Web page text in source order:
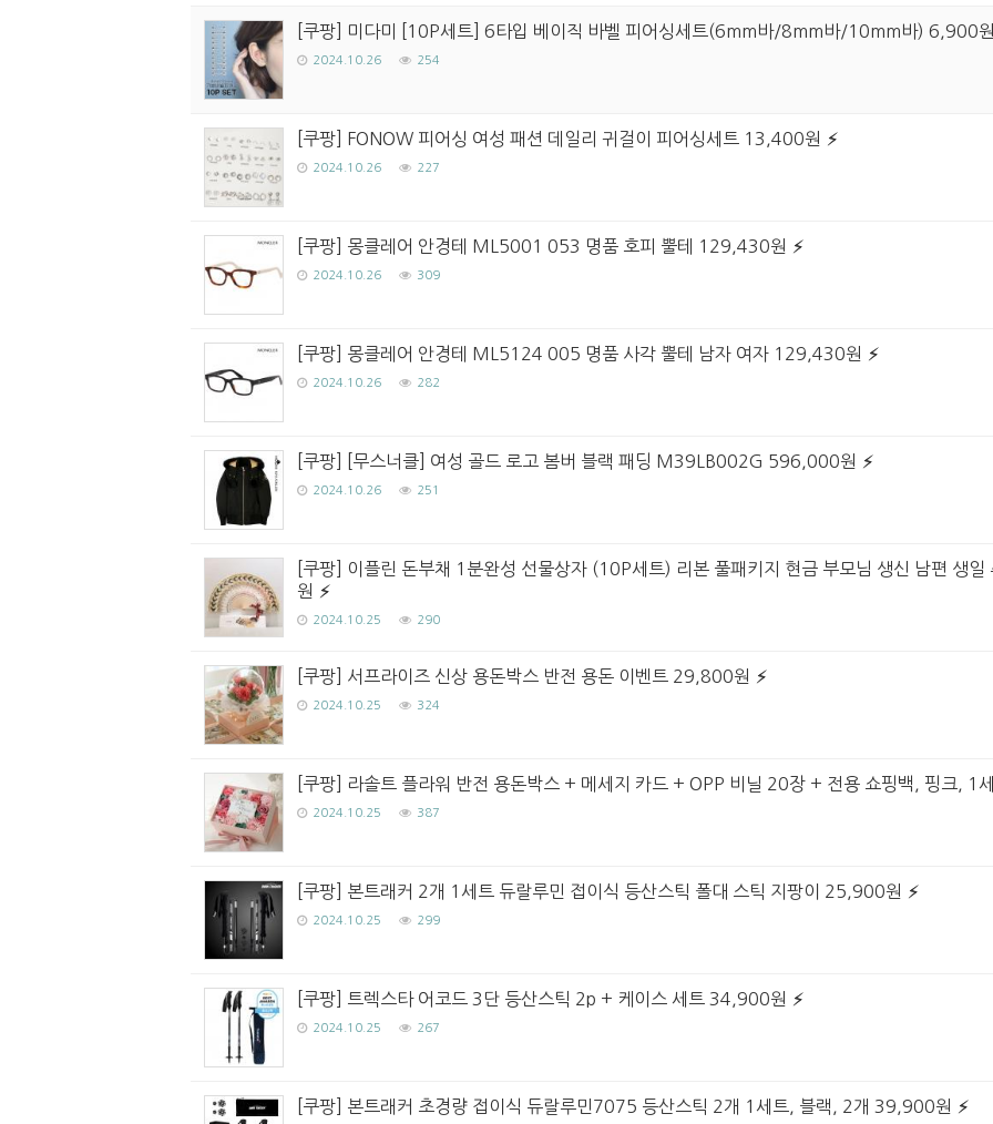
[쿠팡] 미다미 [10P세트] 6타입 베이직 바벨 피어싱세트(6mm바/8mm바/10mm바) 6,900
2024.10.26 254
[쿠팡] FONOW 피어싱 여성 패션 데일리 귀걸이 피어싱세트 13,400원
2024.10.26 227
[쿠팡] 몽클레어 안경테 ML5001 053 명품 호피 뿔테 129,430원
2024.10.26 309
[쿠팡] 몽클레어 안경테 ML5124 005 명품 사각 뿔테 남자 여자 129,430원
2024.10.26 282
[쿠팡] [무스너클] 여성 골드 로고 봄버 블랙 패딩 M39LB002G 596,000원
2024.10.26 251
[쿠팡] 이플린 돈부채 1분완성 선물상자 (10P세트) 리본 풀패키지 현금 부모님 생신 남편 생
원
2024.10.25 290
[쿠팡] 서프라이즈 신상 용돈박스 반전 용돈 이벤트 29,800원
2024.10.25 324
[쿠팡] 라솔트 플라워 반전 용돈박스 + 메세지 카드 + OPP 비닐 20장 + 전용 쇼핑백, 핑크, 1
2024.10.25 387
[쿠팡] 본트래커 2개 1세트 듀랄루민 접이식 등산스틱 폴대 스틱 지팡이 25,900원
2024.10.25 299
[쿠팡] 트렉스타 어코드 3단 등산스틱 2p + 케이스 세트 34,900원
2024.10.25 267
[쿠팡] 본트래커 초경량 접이식 듀랄루민7075 등산스틱 2개 1세트, 블랙, 2개 39,900원